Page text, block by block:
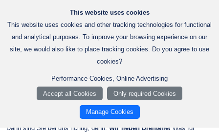
StartseiteLohnfertigung CNC Drehteile
CNC Drehteile
CNC Drehteile nach Maß - Professionelle Lohnfertigung von P+V!
Sie suchen eine CNC-Dreherei, die Ihre Anforderungen präzise erfüllt?
Dann sind Sie bei uns richtig, denn: Wir lieben Drehteile! Was für
This website uses cookies
This website uses cookies and other tracking technologies for functional
and analytical purposes. To improve your browsing experience on our
site, we would also like to place tracking cookies. Do you agree to use
cookies?
Performance Cookies, Online Advertising
Accept all Cookies Only required Cookies
Manage Cookies